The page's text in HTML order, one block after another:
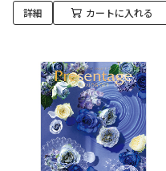
詳細 カートに入れる